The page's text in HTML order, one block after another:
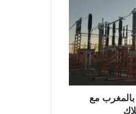
بالمغرب مع